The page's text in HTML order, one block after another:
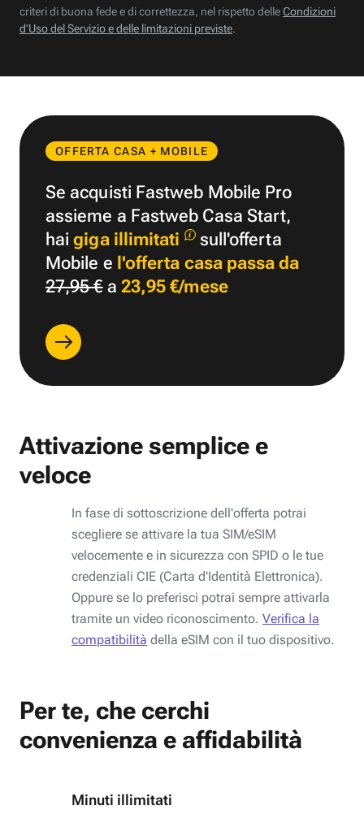
criteri di buona fede e di correttezza, nel rispetto delleCondizioni
d’Uso del Servizio e delle limitazioni previste.
OFFERTA CASA + MOBILE
Se acquisti Fastweb Mobile Pro
assieme a Fastweb Casa Start,
haigiga illimitati
sull'offerta
Mobile e l'offerta casa passa da
27,95 €a 23,95 €/mese
Attivazione semplice e
veloce
In fase di sottoscrizione dell'offerta potrai
scegliere se attivare la tua SIM/eSIM
velocemente e in sicurezza con SPID o le tue
credenziali CIE (Carta d'Identità Elettronica).
Oppure se lo preferisci potrai sempre attivarla
tramite un video riconoscimento. Verifica la
compatibilità della eSIM con il tuo dispositivo.
Per te, che cerchi
convenienza e affidabilità
Minuti illimitati